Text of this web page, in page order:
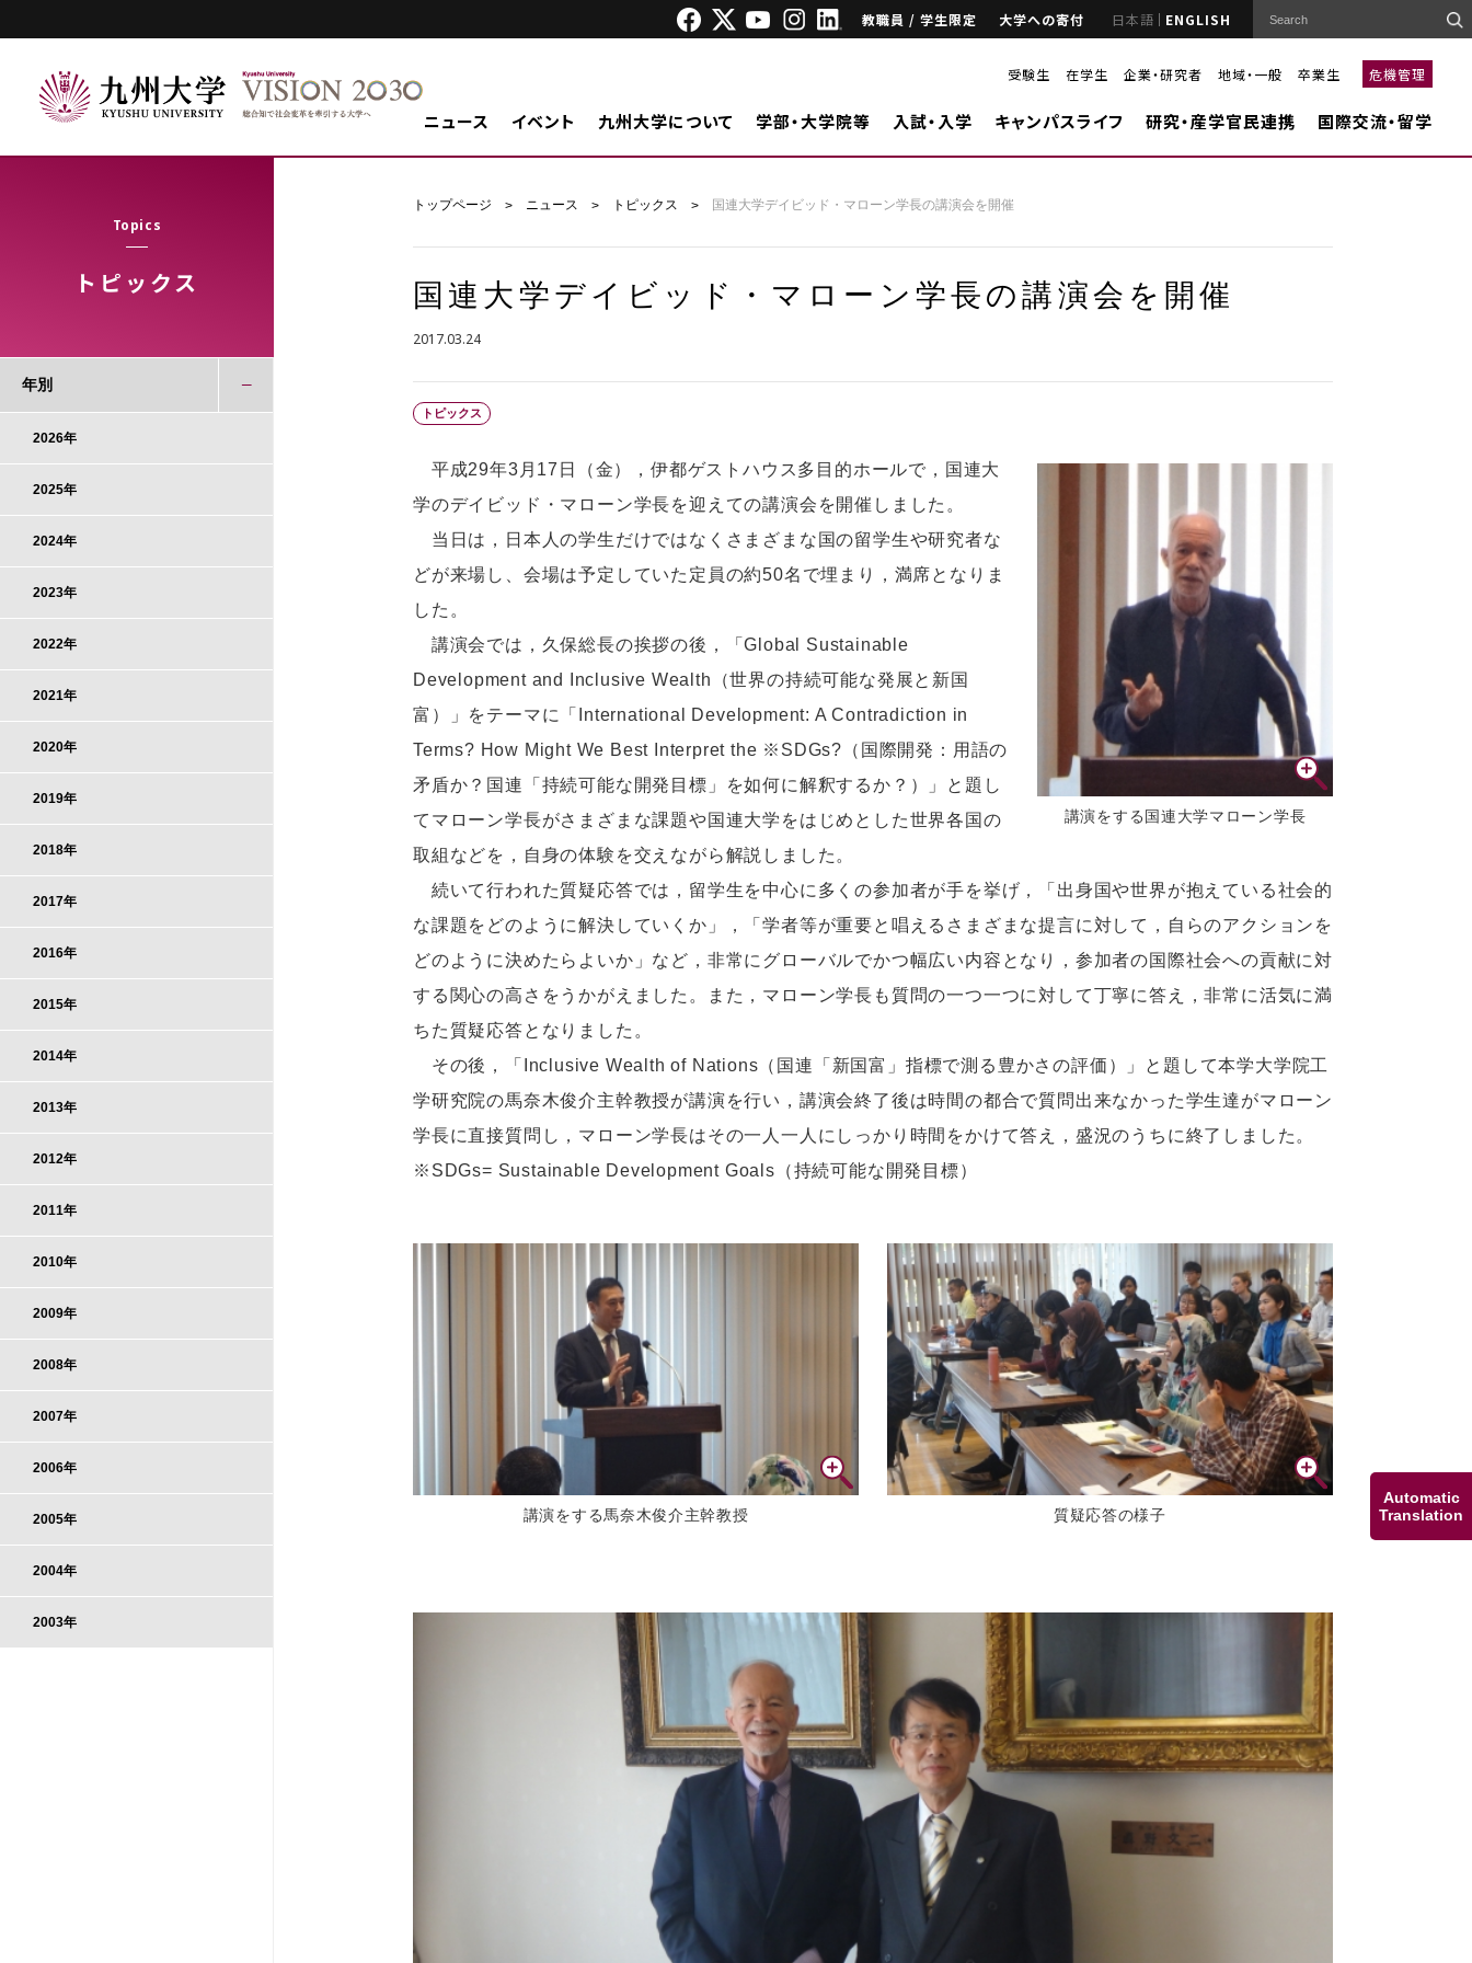
Automatic
Translation
教職員 / 学生限定 大学への寄付 日本語 ENGLISH
受験生 在学生 企業・研究者 地域・一般 卒業生 危機管理
ニュース イベント 九州大学について 学部・大学院等 入試・入学 キャンパスライフ 研究・産学官民連携 国際交流・留学
Topics
トピックス
トップページ ニュース トピックス 国連大学デイビッド・マローン学長の講演会を開催
国連大学デイビッド・マローン学長の講演会を開催
2017.03.24
トピックス
講演をする国連大学マローン学長
平成29年3月17日（金），伊都ゲストハウス多目的ホールで，国連大
学のデイビッド・マローン学長を迎えての講演会を開催しました。
当日は，日本人の学生だけではなくさまざまな国の留学生や研究者な
どが来場し、会場は予定していた定員の約50名で埋まり，満席となりま
した。
講演会では，久保総長の挨拶の後，「Global Sustainable
Development and Inclusive Wealth（世界の持続可能な発展と新国
富）」をテーマに「International Development: A Contradiction in
Terms? How Might We Best Interpret the ※SDGs?（国際開発：用語の
矛盾か？国連「持続可能な開発目標」を如何に解釈するか？）」と題し
てマローン学長がさまざまな課題や国連大学をはじめとした世界各国の
取組などを，自身の体験を交えながら解説しました。
続いて行われた質疑応答では，留学生を中心に多くの参加者が手を挙げ，「出身国や世界が抱えている社会的
な課題をどのように解決していくか」，「学者等が重要と唱えるさまざまな提言に対して，自らのアクションを
どのように決めたらよいか」など，非常にグローバルでかつ幅広い内容となり，参加者の国際社会への貢献に対
する関心の高さをうかがえました。また，マローン学長も質問の一つ一つに対して丁寧に答え，非常に活気に満
ちた質疑応答となりました。
その後，「Inclusive Wealth of Nations（国連「新国富」指標で測る豊かさの評価）」と題して本学大学院工
学研究院の馬奈木俊介主幹教授が講演を行い，講演会終了後は時間の都合で質問出来なかった学生達がマローン
学長に直接質問し，マローン学長はその一人一人にしっかり時間をかけて答え，盛況のうちに終了しました。
※SDGs= Sustainable Development Goals（持続可能な開発目標）
講演をする馬奈木俊介主幹教授 質疑応答の様子
年別
2026年
2025年
2024年
2023年
2022年
2021年
2020年
2019年
2018年
2017年
2016年
2015年
2014年
2013年
2012年
2011年
2010年
2009年
2008年
2007年
2006年
2005年
2004年
2003年